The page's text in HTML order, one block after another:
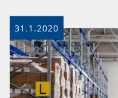
31.1.2020